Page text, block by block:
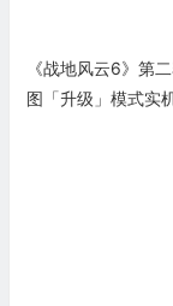
《战地风云6》第
图「升级」模式实